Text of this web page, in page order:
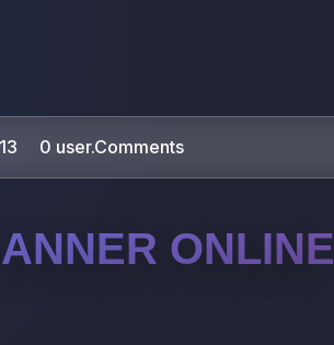
0 user.Comments
ONLINE